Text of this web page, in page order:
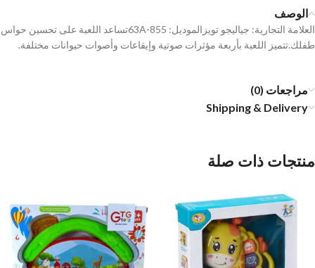
الوصف
العلامة التجارية: جياليجو تويزالموديل: 855-63Aتساعد اللعبة على تحسين حواس
طفلك.تتميز اللعبة بأربعة مؤثرات صوتية وإيقاعات وأصوات حيوانات مختلفة.
مراجعات (0)
Shipping & Delivery
منتجات ذات صلة